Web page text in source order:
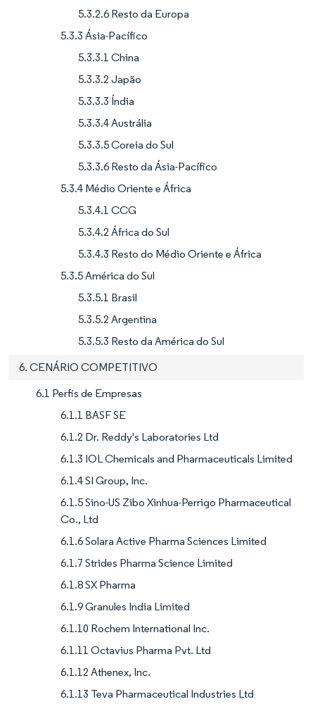
5.3.2.6 Resto da Europa
5.3.3 Ásia-Pacífico
5.3.3.1 China
5.3.3.2 Japão
5.3.3.3 Índia
5.3.3.4 Austrália
5.3.3.5 Coreia do Sul
5.3.3.6 Resto da Ásia-Pacífico
5.3.4 Médio Oriente e África
5.3.4.1 CCG
5.3.4.2 África do Sul
5.3.4.3 Resto do Médio Oriente e África
5.3.5 América do Sul
5.3.5.1 Brasil
5.3.5.2 Argentina
5.3.5.3 Resto da América do Sul
6. CENÁRIO COMPETITIVO
6.1 Perfis de Empresas
6.1.1 BASF SE
6.1.2 Dr. Reddy's Laboratories Ltd
6.1.3 IOL Chemicals and Pharmaceuticals Limited
6.1.4 SI Group, Inc.
6.1.5 Sino-US Zibo Xinhua-Perrigo Pharmaceutical
Co., Ltd
6.1.6 Solara Active Pharma Sciences Limited
6.1.7 Strides Pharma Science Limited
6.1.8 SX Pharma
6.1.9 Granules India Limited
6.1.10 Rochem International Inc.
6.1.11 Octavius Pharma Pvt. Ltd
6.1.12 Athenex, Inc.
6.1.13 Teva Pharmaceutical Industries Ltd